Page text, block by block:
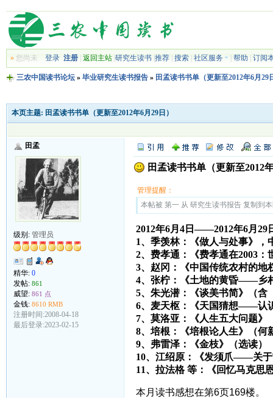
»您尚未 登录 注册| 返回主站| 研究生读书| 推荐| 搜索| 社区服务 帮助 订阅
三农中国读书论坛» 毕业研究生读书报告» 田孟读书书单（更新至2012年6月29
本页主题: 田孟读书书单（更新至2012年6月29日）
田孟
级别: 管理员
精华: 0
发帖: 861
威望: 861 点
金钱: 8610 RMB
注册时间:2008-04-18
最后登录:2023-02-15
田孟读书书单（更新至2012
管理提醒：
本帖被 第一 从 研究生读书报告 复制到
2012年6月4日——2012年6月29
1、季羡林：《做人与处事》，
2、费孝通：《费孝通在2003
3、赵冈：《中国传统农村的地
4、张柠：《土地的黄昏——乡
5、朱光潜：《谈美书简》（含
6、麦天枢：《天国猜想——认
7、莫洛亚：《人生五大问题》
8、培根：《培根论人生》（何
9、弗雷泽：《金枝》（选读）
10、江绍原：《发须爪——关
11、拉法格 等：《回忆马克思
本月读书感想在第6页169楼。